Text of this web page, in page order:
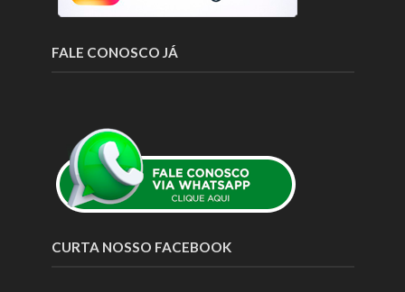
FALE CONOSCO JÁ
CURTA NOSSO FACEBOOK